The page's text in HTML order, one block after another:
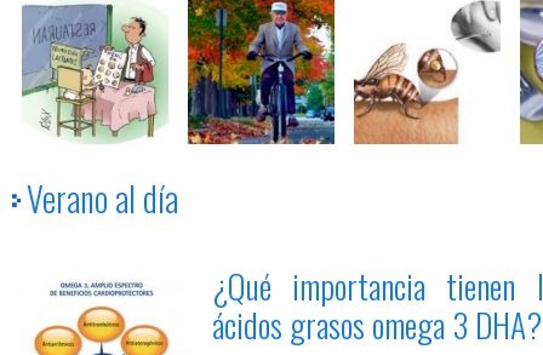
Si el sobrepeso diera fiebre no habría sobrepeso y menos
Verano al día
¿Qué importancia tienen
ácidos grasos omega 3 DHA?